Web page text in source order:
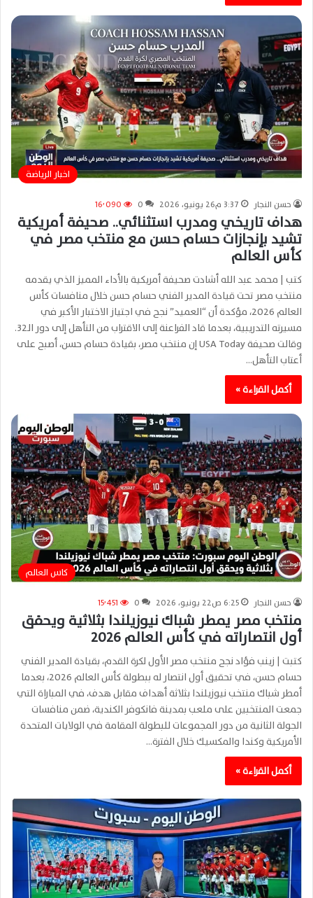
اخبار الرياضة
حسن النجار 3:37 م26 يونيو، 2026 0 16٬090
هداف تاريخي ومدرب استثنائي.. صحيفة أمريكية
تشيد بإنجازات حسام حسن مع منتخب مصر في
كأس العالم
كتب | محمد عبد الله أشادت صحيفة أمريكية بالأداء المميز الذي يقدمه
منتخب مصر تحت قيادة المدير الفني حسام حسن خلال منافسات كأس
العالم 2026، مؤكدة أن “العميد” نجح في اجتياز الاختبار الأكبر في
مسيرته التدريبية، بعدما قاد الفراعنة إلى الاقتراب من التأهل إلى دور الـ32.
وقالت صحيفة USA Today إن منتخب مصر، بقيادة حسام حسن، أصبح على
أعتاب التأهل…
أكمل القراءة »
كاس العالم
حسن النجار 6:25 ص22 يونيو، 2026 0 15٬451
منتخب مصر يمطر شباك نيوزيلندا بثلاثية ويحقق
أول انتصاراته في كأس العالم 2026
كتبت | زينب فؤاد نجح منتخب مصر الأول لكرة القدم، بقيادة المدير الفني
حسام حسن، في تحقيق أول انتصار له ببطولة كأس العالم 2026، بعدما
أمطر شباك منتخب نيوزيلندا بثلاثة أهداف مقابل هدف، في المباراة التي
جمعت المنتخبين على ملعب بمدينة فانكوفر الكندية، ضمن منافسات
الجولة الثانية من دور المجموعات للبطولة المقامة في الولايات المتحدة
الأمريكية وكندا والمكسيك خلال الفترة…
أكمل القراءة »